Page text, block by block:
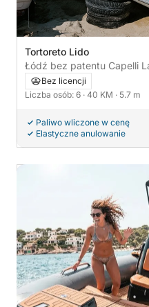
Tortoreto Lido
Bez licencji
Liczba osób: 6 · 40 KM · 5.7 m
Paliwo wliczone w cenę
Elastyczne anulowanie